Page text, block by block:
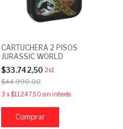
CARTUCHERA 2 PISOS
JURASSIC WORLD
$33.742,50 2x1
$44.990,00
3 x$11.247,50 sin interés